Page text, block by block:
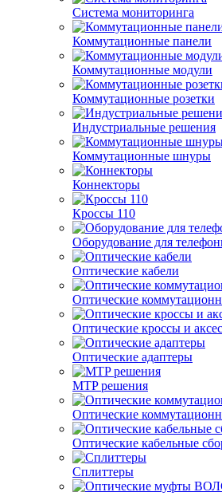
Система мониторинга
Коммутационные панели
Коммутационные модули
Коммутационные розетки
Индустриальные решения
Коммутационные шнуры
Коннекторы
Кроссы 110
Оборудование для
Оптические кабели
Оптические
Оптические кроссы и
Оптические адаптеры
MTP решения
Оптические
Оптические кабельные
Сплиттеры